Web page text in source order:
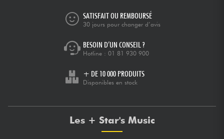
SATISFAIT OU REMBOURSÉ
30 jours pour changer d’avis
BESOIN D’UN CONSEIL ?
Hotline : 01 81 930 900
+ DE 10 000 PRODUITS
Disponibles en stock
Les + Star's Music